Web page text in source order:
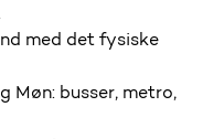
med det fysiske
Møn: busser, metro,